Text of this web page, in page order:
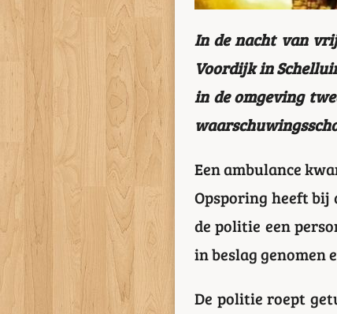
In de nacht van
Voordijk in
in de omgeving
Een ambulance
Opsporing heeft bij
de politie een
in beslag genomen
De politie roept